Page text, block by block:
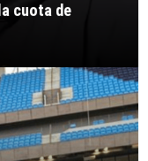
cuota de